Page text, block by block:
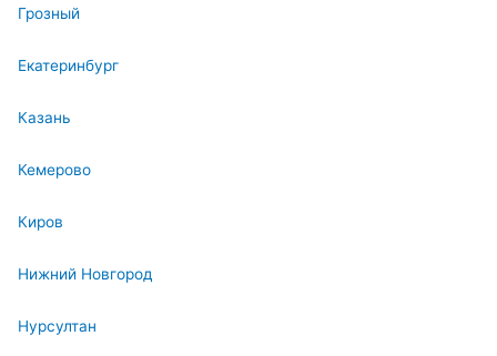
Грозный
Екатеринбург
Казань
Кемерово
Киров
Нижний Новгород
Нурсултан